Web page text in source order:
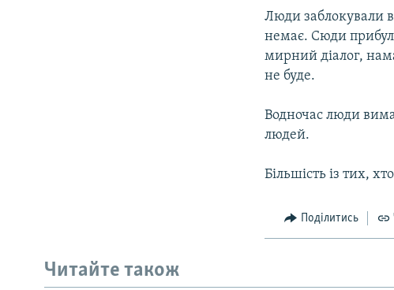
Люди заблокували
немає. Сюди
мирний діалог,
не буде.
Водночас люди
людей.
Більшість із тих,
Поділитись
Читайте також